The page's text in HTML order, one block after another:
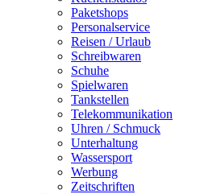
Paketshops
Personalservice
Reisen / Urlaub
Schreibwaren
Schuhe
Spielwaren
Tankstellen
Telekommunikation
Uhren / Schmuck
Unterhaltung
Wassersport
Werbung
Zeitschriften